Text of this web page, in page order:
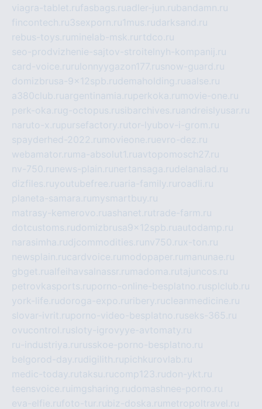
viagra-tablet.rufasbags.ruadler-jun.rubandamn.ru
fincontech.ru3sexporn.ru1mus.rudarksand.ru
rebus-toys.ru minelab-msk.ru rtdco.ru
seo-prodvizhenie-sajtov-stroitelnyh-kompanij.ru
card-voice.ru rulonnyygazon177.rusnow-guard.ru
domizbrusa-9x12spb.rudemaholding.ruaalse.ru
a380club.ruargentinamia.ruperkoka.ru movie-one.ru
perk-oka.rug-octopus.rusibarchives.ruandreislyusar.ru
naruto-x.rupursefactory.rutor-lyubov-i-grom.ru
spayderhed-2022.ru movieone.ruevro-dez.ru
webamator.ru ma-absolut1.ruavtopomosch27.ru
nv-750.ru news-plain.ru nertansaga.rudelanalad.ru
dizfiles.ruyoutubefree.ruaria-family.ru roadli.ru
planeta-samara.ru mysmartbuy.ru
matrasy-kemerovo.ruashanet.rutrade-farm.ru
dotcustoms.rudomizbrusa9x12spb.ruautodamp.ru
narasimha.rudjcommodities.ru nv750.rux-ton.ru
newsplain.rucardvoice.ru modopaper.ru manunae.ru
gbget.rualfeihavsalnassr.ru madoma.rutajuncos.ru
petrovkasports.ruporno-online-besplatno.rusplclub.ru
york-life.rudoroga-expo.ru ribery.rucleanmedicine.ru
slovar-ivrit.ruporno-video-besplatno.ruseks-365.ru
ovucontrol.rusloty-igrovyye-avtomaty.ru
ru-industriya.ru russkoe-porno-besplatno.ru
belgorod-day.rudigilith.rupichkurovlab.ru
medic-today.rutaksu.rucomp123.rudon-ykt.ru
teensvoice.ru imgsharing.rudomashnee-porno.ru
eva-elfie.rufoto-tur.rubiz-doska.ru metropoltravel.ru